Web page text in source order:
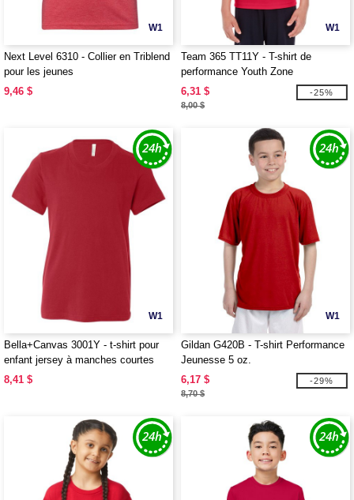
W1
Next Level 6310 - Collier en Triblend
pour les jeunes
9,46 $
W1
Team 365 TT11Y - T-shirt de
performance Youth Zone
6,31 $
8,00 $
-25%
W1
Bella+Canvas 3001Y - t-shirt pour
enfant jersey à manches courtes
8,41 $
W1
Gildan G420B - T-shirt Performance
Jeunesse 5 oz.
6,17 $
8,70 $
-29%